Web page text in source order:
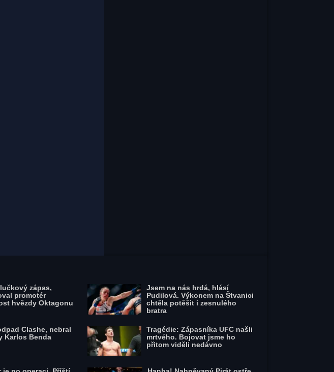
zápas,
promotér
hvězdy Oktagonu
Clashe, nebral
Karlos Benda
Jsem na nás hrdá, hlásí
Pudilová. Výkonem na Štvanici
chtěla potěšit i zesnulého
bratra
Tragédie: Zápasníka UFC našli
mrtvého. Bojovat jsme ho
přitom viděli nedávno